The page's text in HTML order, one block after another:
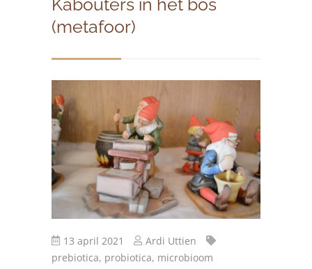
Kabouters in het bos
(metafoor)
13 april 2021
Ardi Uttien
prebiotica, probiotica, microbioom